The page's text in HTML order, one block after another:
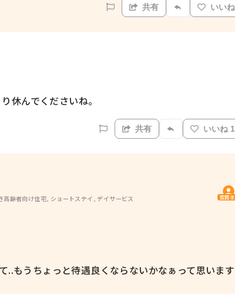
共有 いいね
休んでくださいね。
共有 いいね 1
齢者向け住宅, ショートステイ, デイサービス 質問主
..もうちょっと待遇良くならないかなぁって思います